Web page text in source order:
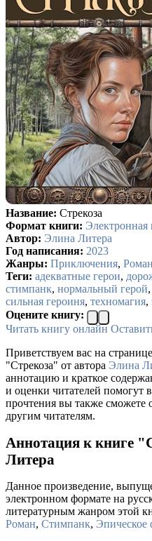
Название: Стрекоза
Формат книги: Электронная
Автор: Элина Литера
Год написания: 2023
Жанры: Приключения, Роман
Теги: адекватные герои,
стимпанк, нормальный герой,
сильная героиня, техномагия,
Оцените книгу:
Читать книгу онлайн
Приветствуем вас на
"Стрекоза" от автора Элина
аннотацию и краткое
и оценки читателей помогут
прочтения вы также сможете
другим читателям.
Аннотация к книге
Литера
Данное произведение,
электронном формате на
литературным жанром этой
Роман, Стимпанк, Эпическое